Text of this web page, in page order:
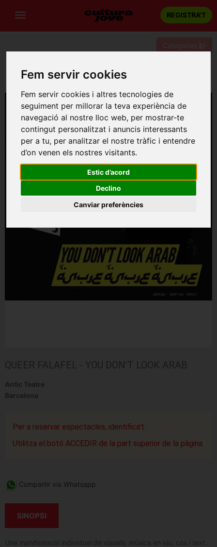
Fem servir cookies
Fem servir cookies i altres tecnologies de
seguiment per millorar la teva experiència de
navegació al nostre lloc web, per mostrar-te
contingut personalitzat i anuncis interessants
per a tu, per analitzar el nostre tràfic i entendre
d’on venen els nostres visitants.
Estic d’acord
Declino
Canviar preferències
REGISTRA'T
Portada
Barcelona
Queer Falafel - YOU DON’T LOOK ARAB
QUEER FALAFEL - YOU DON’T LOOK ARAB
Antic Teatre
Barcelona
Per a reservar espectacles, identifica't.
Utilitza el botó ACCEDIR de la part superior de la pàgina.
Compartir via Whatsapp
SINOPSI
Una manifestació individual de visuals, música en viu, cos i text.